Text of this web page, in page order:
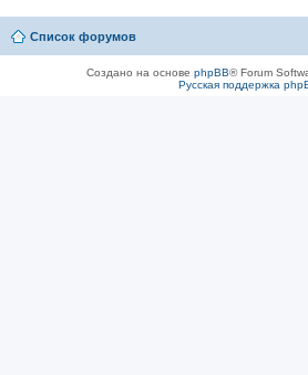
Список форумов
Создано на основе phpBB® Forum
Русская поддержка